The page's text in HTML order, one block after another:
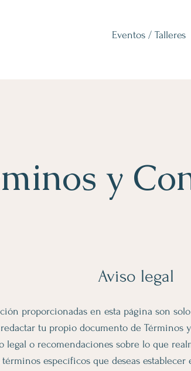
Eventos / Talleres
y
Aviso legal
proporcionadas en esta página son
tu propio documento de Términos
legal o recomendaciones sobre lo que
específicos que deseas